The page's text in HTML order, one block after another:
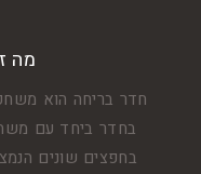
מה
חדר בריחה הוא
בחדר ביחד עם
בחפצים שונים